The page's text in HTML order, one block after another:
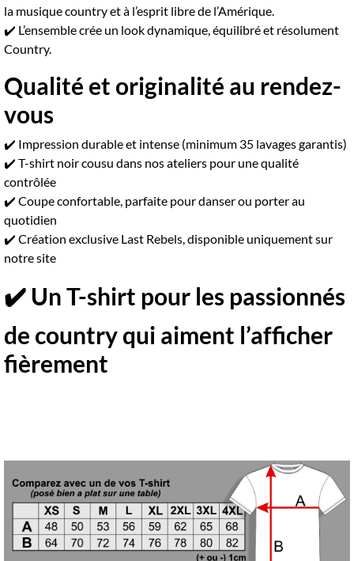
la musique country et à l’esprit libre de l’Amérique.
✔️ L’ensemble crée un look dynamique, équilibré et résolument
Country.
Qualité et originalité au rendez-
vous
✔️ Impression durable et intense (minimum 35 lavages garantis)
✔️ T-shirt noir cousu dans nos ateliers pour une qualité
contrôlée
✔️ Coupe confortable, parfaite pour danser ou porter au
quotidien
✔️ Création exclusive Last Rebels, disponible uniquement sur
notre site
✔️ Un T-shirt pour les passionnés
de country qui aiment l’afficher
fièrement